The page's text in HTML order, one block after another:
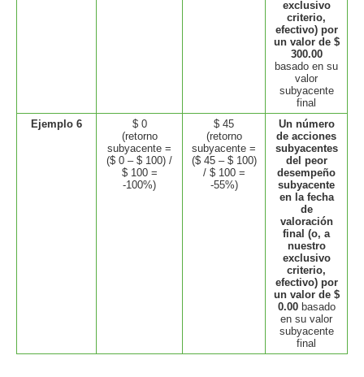
exclusivo
criterio,
efectivo) por
un valor de $
300.00
basado en su
valor
subyacente
final
Ejemplo 6
$ 0
(retorno
subyacente =
($ 0 – $ 100) /
$ 100 =
-100%)
$ 45
(retorno
subyacente =
($ 45 – $ 100)
/ $ 100 =
-55%)
Un número
de acciones
subyacentes
del peor
desempeño
subyacente
en la fecha
de
valoración
final (o, a
nuestro
exclusivo
criterio,
efectivo) por
un valor de $
0.00 basado
en su valor
subyacente
final